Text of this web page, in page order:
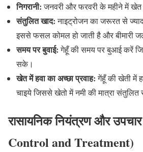
निगरानी:जनवरी और फरवरी के महीने में खेत
संतुलित खाद:नाइट्रोजन का जरूरत से
इससे फसल कोमल हो जाती है और बीमारी
समय पर बुवाई:गेहूँ की समय पर बुआई करें
सके।
खेत में हवा का अच्छा प्रवाह:गेंहूँ की खेती में
चाइये जिससे खेतो में नमी की मात्रा संतुलित
रासायनिक नियंत्रण और
Control and Treatment)